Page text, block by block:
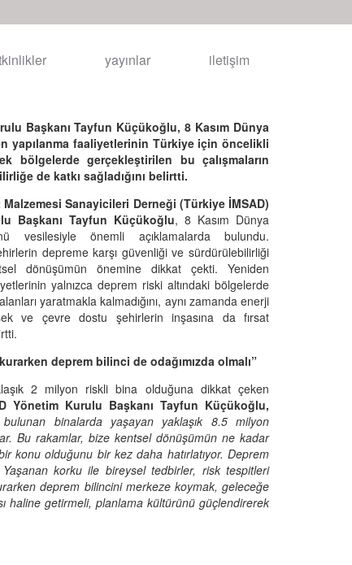
yayınlar iletişim
Başkanı Tayfun Küçükoğlu, 8 Kasım Dünya
yapılanma faaliyetlerinin Türkiye için öncelikli
bölgelerde gerçekleştirilen bu çalışmaların
de katkı sağladığını belirtti.
Sanayicileri Derneği (Türkiye İMSAD)
Başkanı Tayfun Küçükoğlu, 8 Kasım Dünya
vesilesiyle önemli açıklamalarda bulundu.
depreme karşı güvenliği ve sürdürülebilirliği
dönüşümün önemine dikkat çekti. Yeniden
yalnızca deprem riski altındaki bölgelerde
yaratmakla kalmadığını, aynı zamanda enerji
ve çevre dostu şehirlerin inşasına da fırsat
deprem bilinci de odağımızda olmalı”
2 milyon riskli bina olduğuna dikkat çeken
Yönetim Kurulu Başkanı Tayfun Küçükoğlu,
binalarda yaşayan yaklaşık 8.5 milyon
Bu rakamlar, bize kentsel dönüşümün ne kadar
konu olduğunu bir kez daha hatırlatıyor. Deprem
korku ile bireysel tedbirler, risk tespitleri
deprem bilincini merkeze koymak, geleceğe
haline getirmeli, planlama kültürünü güçlendirerek